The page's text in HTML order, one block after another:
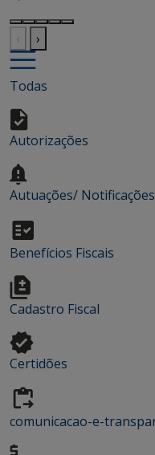
‹ ›
Todas
Autorizações
Autuações/ Notificações
Benefícios Fiscais
Cadastro Fiscal
Certidões
comunicacao-e-